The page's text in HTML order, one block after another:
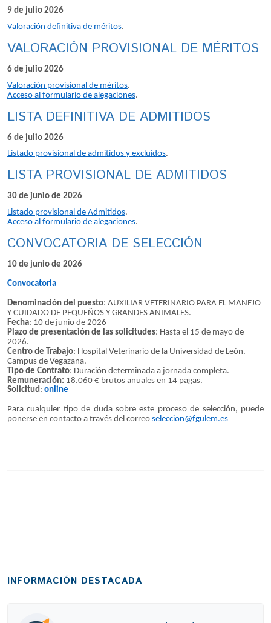
9 de julio 2026
Valoración definitiva de méritos.
VALORACIÓN PROVISIONAL DE MÉRITOS
6 de julio 2026
Valoración provisional de méritos.
Acceso al formulario de alegaciones.
LISTA DEFINITIVA DE ADMITIDOS
6 de julio 2026
Listado provisional de admitidos y excluidos.
LISTA PROVISIONAL DE ADMITIDOS
30 de junio de 2026
Listado provisional de Admitidos.
Acceso al formulario de alegaciones.
CONVOCATORIA DE SELECCIÓN
10 de junio de 2026
Convocatoria
Denominación del puesto: AUXILIAR VETERINARIO PARA EL MANEJO
Y CUIDADO DE PEQUEÑOS Y GRANDES ANIMALES.
Fecha: 10 de junio de 2026
Plazo de presentación de las solicitudes: Hasta el 15 de mayo de
2026.
Centro de Trabajo: Hospital Veterinario de la Universidad de León.
Campus de Vegazana.
Tipo de Contrato: Duración determinada a jornada completa.
Remuneración: 18.060 € brutos anuales en 14 pagas.
Solicitud: online
Para cualquier tipo de duda sobre este proceso de selección, puede
ponerse en contacto a través del correo seleccion@fgulem.es
INFORMACIÓN DESTACADA